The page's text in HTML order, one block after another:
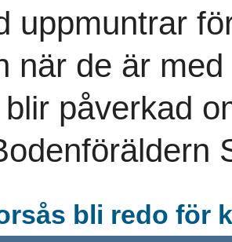
uppmuntrar
när de är
påverkad
bli redo för